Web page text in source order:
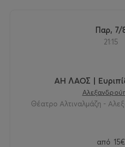
Παρ, 7/
21:15
ΑΗ ΛΑΟΣ |
Θέατρο Αλτιναλμάζη -
από 15€